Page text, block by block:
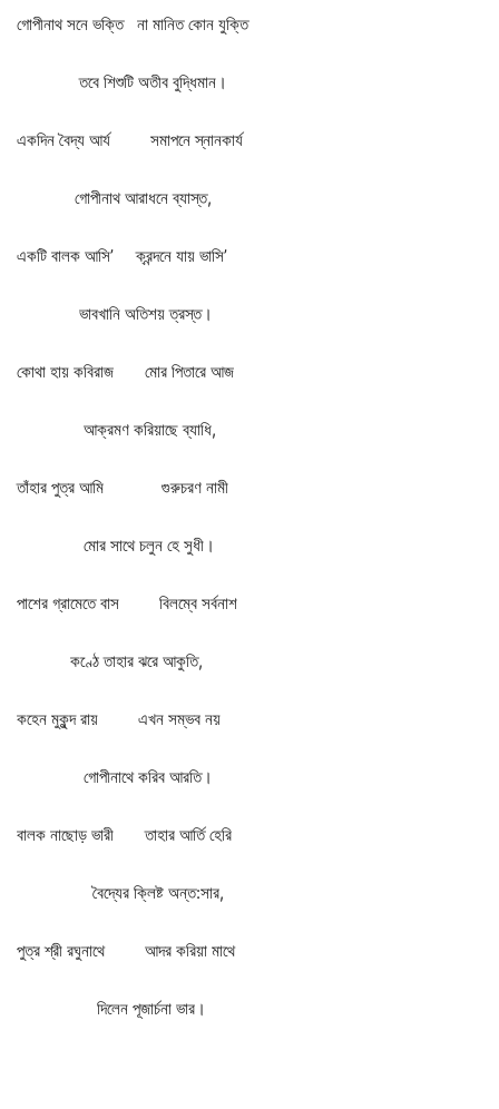
গোপীনাথ সনে ভক্তি না মানিত কোন যুক্তি
তবে শিশুটি অতীব বুদ্ধিমান।
একদিন বৈদ্য আর্য সমাপনে স্নানকার্য
গোপীনাথ আরাধনে ব্যাস্ত,
একটি বালক আসি’ ক্রন্দনে যায় ভাসি’
ভাবখানি অতিশয় ত্রস্ত।
কোথা হায় কবিরাজ মোর পিতারে আজ
আক্রমণ করিয়াছে ব্যাধি,
তাঁহার পুত্র আমি গুরুচরণ নামী
মোর সাথে চলুন হে সুধী।
পাশের গ্রামেতে বাস বিলম্বে সর্বনাশ
কণ্ঠে তাহার ঝরে আকুতি,
কহেন মুকুন্দ রায় এখন সম্ভব নয়
গোপীনাথে করিব আরতি।
বালক নাছোড় ভারী তাহার আর্তি হেরি
বৈদ্যের ক্লিষ্ট অন্ত:সার,
পুত্র শ্রী রঘুনাথে আদর করিয়া মাথে
দিলেন পূজার্চনা ভার।